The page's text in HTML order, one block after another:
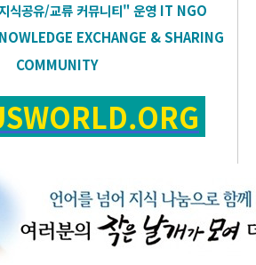
식공유/교류 커뮤니티" 운영 IT NGO
EXCHANGE & SHARING
COMMUNITY